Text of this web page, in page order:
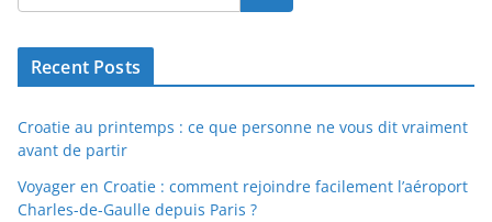
Recent Posts
Croatie au printemps : ce que personne ne vous dit vraiment
avant de partir
Voyager en Croatie : comment rejoindre facilement l’aéroport
Charles-de-Gaulle depuis Paris ?